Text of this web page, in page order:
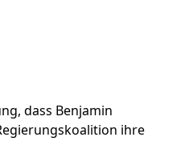
dass Benjamin
ihre